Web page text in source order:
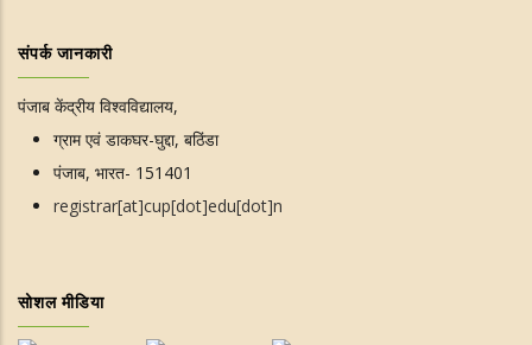
संपर्क जानकारी
पंजाब केंद्रीय विश्वविद्यालय,
ग्राम एवं डाकघर-घुद्दा, बठिंडा
पंजाब, भारत- 151401
registrar[at]cup[dot]edu[dot]n
सोशल मीडिया